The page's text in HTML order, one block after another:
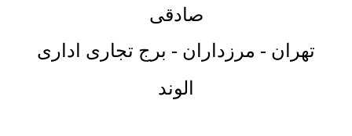
صادقی
تهران - مرزداران - برج تجاری اداری
الوند